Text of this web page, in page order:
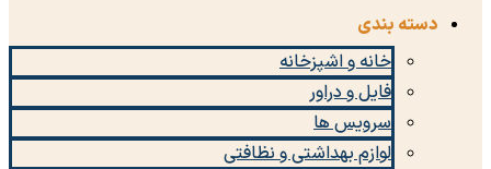
دسته بندی
خانه و اشپزخانه
فایل و دراور
سرویس ها
لوازم بهداشتی و نظافتی